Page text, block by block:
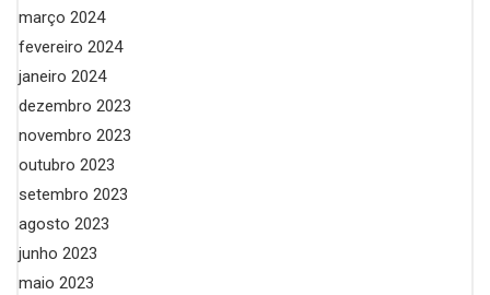
março 2024
fevereiro 2024
janeiro 2024
dezembro 2023
novembro 2023
outubro 2023
setembro 2023
agosto 2023
junho 2023
maio 2023